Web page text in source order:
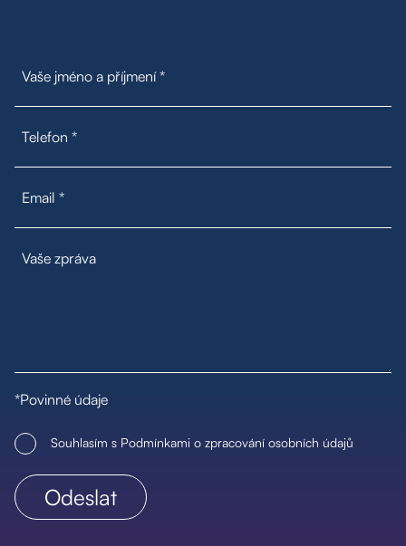
*Povinné údaje
Souhlasím s Podmínkami o zpracování osobních údajů